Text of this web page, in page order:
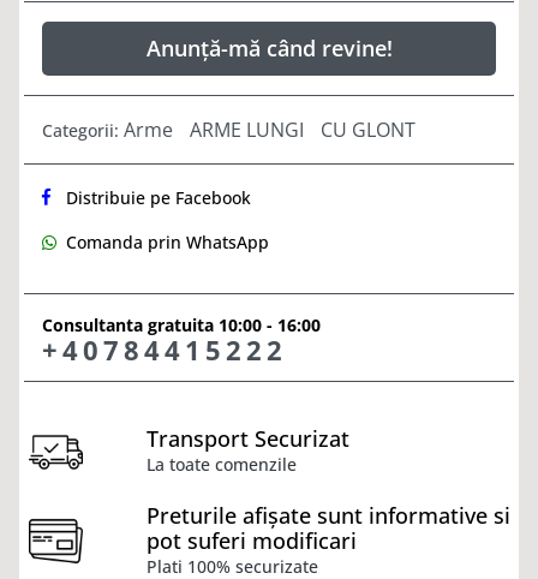
Anunță-mă când revine!
Categorii: Arme ARME LUNGI CU GLONT
Distribuie pe Facebook
Comanda prin WhatsApp
Consultanta gratuita 10:00 - 16:00
+40784415222
Transport Securizat
La toate comenzile
Preturile afișate sunt informative si
pot suferi modificari
Plati 100% securizate